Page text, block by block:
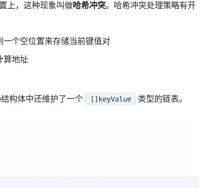
上，这种现象叫做哈希冲突。哈希冲突处理策略有开
个空位置来存储当前键值对
算地址
构体中还维护了一个 []keyValue 类型的链表。